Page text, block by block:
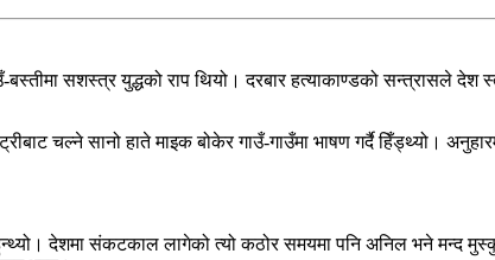
सशस्त्र युद्धको राप थियो। दरबार हत्याकाण्डको सन्त्रासले देश
चल्ने सानो हाते माइक बोकेर गाउँ-गाउँमा भाषण गर्दै हिँड्थ्यो।
देशमा संकटकाल लागेको त्यो कठोर समयमा पनि अनिल भने मन्द